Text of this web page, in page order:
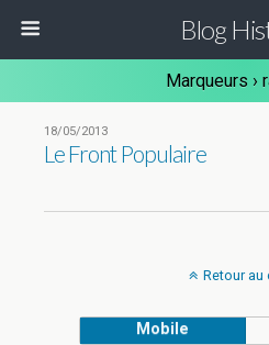
Blog
Marqueurs ›
18/05/2013
Le Front Populaire
Retour au
Mobile